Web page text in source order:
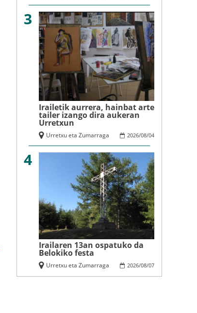
3
Irailetik aurrera, hainbat arte
tailer izango dira aukeran
Urretxun
2026/08/04
Urretxu eta Zumarraga
4
Irailaren 13an ospatuko da
Belokiko festa
2026/08/07
Urretxu eta Zumarraga